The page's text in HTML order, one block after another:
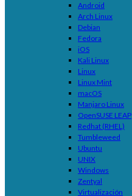
Android
Arch Linux
Debian
Fedora
iOS
Kali Linux
Linux
Linux Mint
macOS
Manjaro Linux
OpenSUSE LEAP
Redhat (RHEL)
Tumbleweed
Ubuntu
UNIX
Windows
Zentyal
Virtualización